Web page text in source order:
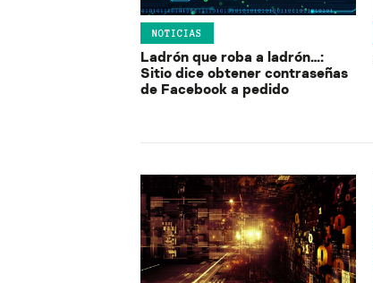
NOTICIAS
Ladrón que roba a ladrón…:
Sitio dice obtener contraseñas
de Facebook a pedido